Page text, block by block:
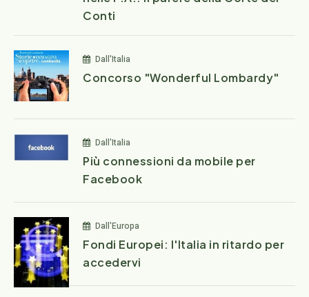
Conti
Dall'Italia
Concorso "Wonderful Lombardy"
Dall'Italia
Più connessioni da mobile per
Facebook
Dall'Europa
Fondi Europei: l'Italia in ritardo per
accedervi